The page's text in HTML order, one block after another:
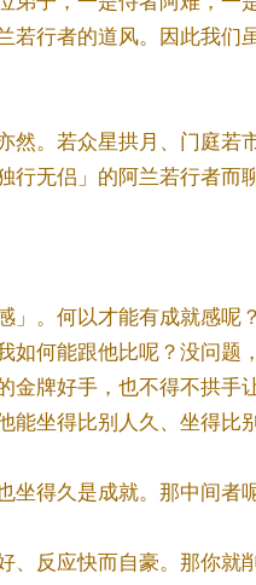
若行者的道风。因此我
然。若众星拱月、门庭
行无侣」的阿兰若行者
」。何以才能有成就感呢
如何能跟他比呢？没问题
金牌好手，也不得不拱
能坐得比别人久、坐得比
坐得久是成就。那中间
、反应快而自豪。那你